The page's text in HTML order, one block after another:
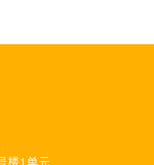
楼1单元